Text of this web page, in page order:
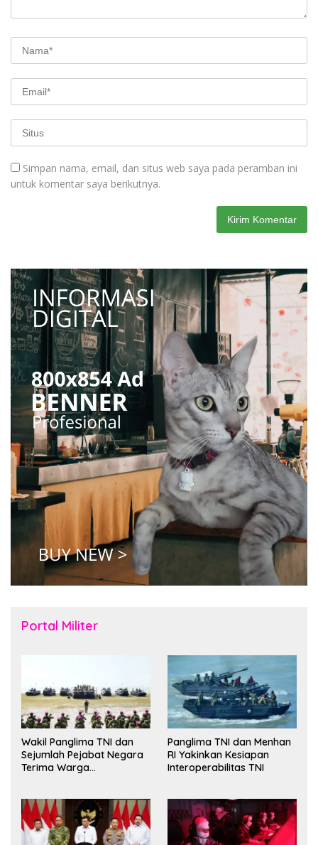
Simpan nama, email, dan situs web saya pada peramban ini
untuk komentar saya berikutnya.
Portal Militer
Wakil Panglima TNI dan
Sejumlah Pejabat Negara
Terima Warga
Panglima TNI dan Menhan
RI Yakinkan Kesiapan
Interoperabilitas TNI